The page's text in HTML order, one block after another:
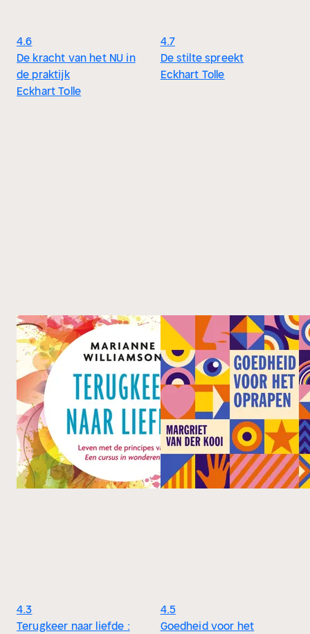
4.6
De kracht van het NU in
de praktijk
Eckhart Tolle
4.7
De stilte spreekt
Eckhart Tolle
4.3
Terugkeer naar liefde :
4.5
Goedheid voor het